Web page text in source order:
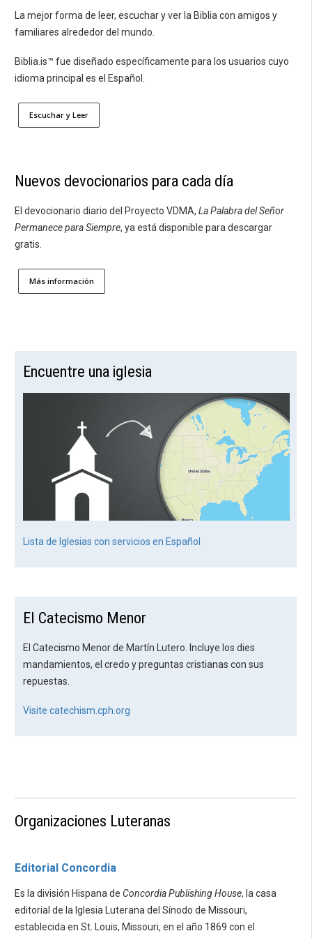
La mejor forma de leer, escuchar y ver la Biblia con amigos y
familiares alrededor del mundo.
Biblia.is™ fue diseñado específicamente para los usuarios cuyo
idioma principal es el Español.
Escuchar y Leer
Nuevos devocionarios para cada día
El devocionario diario del Proyecto VDMA, La Palabra del Señor
Permanece para Siempre, ya está disponible para descargar
gratis.
Más información
Encuentre una iglesia
Lista de Iglesias con servicios en Español
El Catecismo Menor
El Catecismo Menor de Martín Lutero. Incluye los dies
mandamientos, el credo y preguntas cristianas con sus
repuestas.
Visite catechism.cph.org
Organizaciones Luteranas
Editorial Concordia
Es la división Hispana de Concordia Publishing House, la casa
editorial de la Iglesia Luterana del Sínodo de Missouri,
establecida en St. Louis, Missouri, en el año 1869 con el